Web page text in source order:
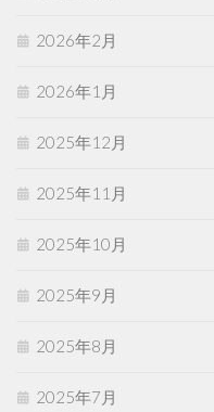
2026年2月
2026年1月
2025年12月
2025年11月
2025年10月
2025年9月
2025年8月
2025年7月